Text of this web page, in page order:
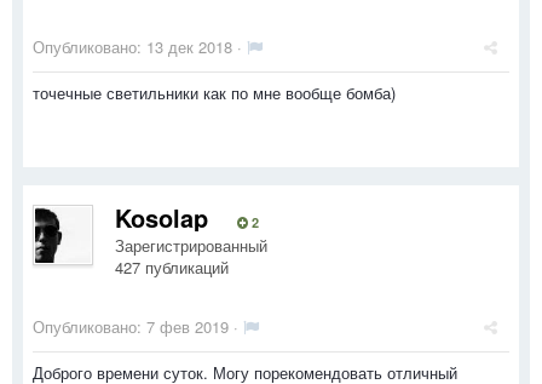
Опубликовано: 13 дек 2018 ·
точечные светильники как по мне вообще бомба)
Kosolap 2
Зарегистрированный
427 публикаций
Опубликовано: 7 фев 2019 ·
Доброго времени суток. Могу порекомендовать отличный